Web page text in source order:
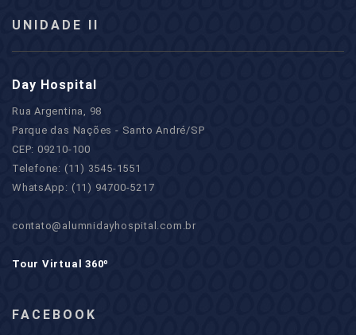
UNIDADE II
Day Hospital
Rua Argentina, 98
Parque das Nações - Santo André/SP
CEP: 09210-100
Telefone: (11) 3545-1551
WhatsApp: (11) 94700-5217
contato@alumnidayhospital.com.br
Tour Virtual 360º
FACEBOOK